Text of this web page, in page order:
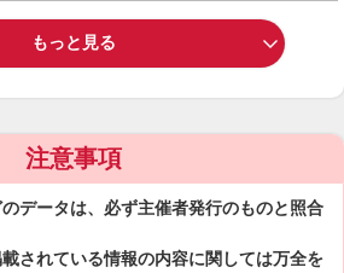
もっと見る
注意事項
データは、必ず主催者発行のものと照合
されている情報の内容に関しては万全を